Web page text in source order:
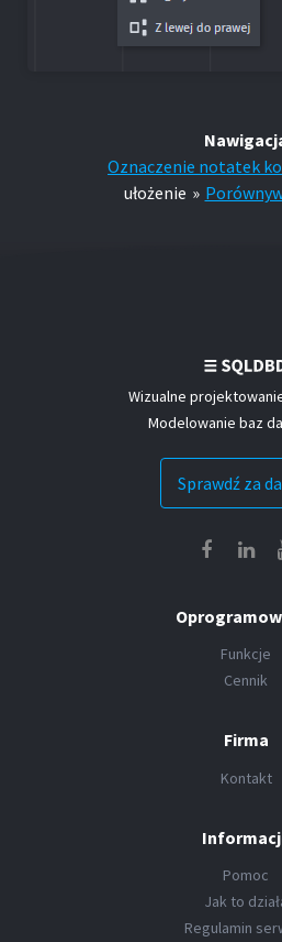
Oznaczenie notatek
ułożenie »
Wizualne
Modelowanie baz
Sprawdź za
Funkcje
Cennik
Firma
Kontakt
Pomoc
Jak to
Regulamin